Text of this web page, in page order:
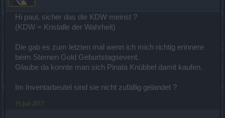
Hi paul, sicher das die KDW meinst ?
(KDW = Kristalle der Wahrheit)
Die gab es zum letzten mal wenn ich mich richtig erinnere
beim Sternen Gold Geburtstagsevent.
Glaube da konnte man sich Pinata Knübbel damit kaufen.
Im Inventarbeutel sind sie nicht zufällig gelandet ?
15 Juli 2017